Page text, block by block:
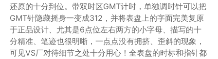
还原的十分到位。带双时区GMT计时，单独调时针可以把
GMT针隐藏摇身一变成312，并将表盘上的字面完美复原
于正品设计、尤其是6点位左右两方的小字母、描写的十
分精准、笔迹也很明晰，一点点没有拥挤、歪斜的现象，
可见VS厂对待细节之处十分用心！全表盘的时标和指针都